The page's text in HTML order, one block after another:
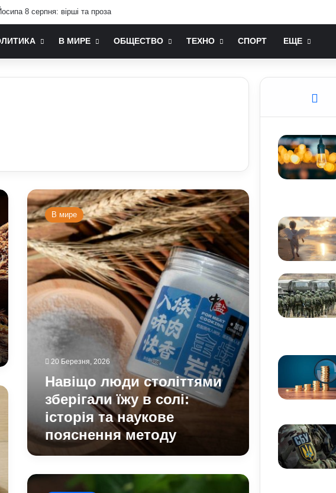
8 серпня: вірші та проза
В МИРЕ ОБЩЕСТВО ТЕХНО СПОРТ ЕЩЕ
Навіщо
люди
століттями
зберігали
їжу
в
солі:
історія
та
наукове
пояснення
методу
В мире
20 Березня, 2026
Навіщо люди століттями
зберігали їжу в солі:
історія та наукове
пояснення методу
Користь